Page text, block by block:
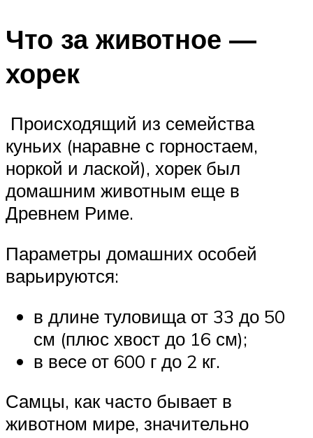
Что за животное —
хорек
Происходящий из семейства
куньих (наравне с горностаем,
норкой и лаской), хорек был
домашним животным еще в
Древнем Риме.
Параметры домашних особей
варьируются:
в длине туловища от 33 до 50
см (плюс хвост до 16 см);
в весе от 600 г до 2 кг.
Самцы, как часто бывает в
животном мире, значительно